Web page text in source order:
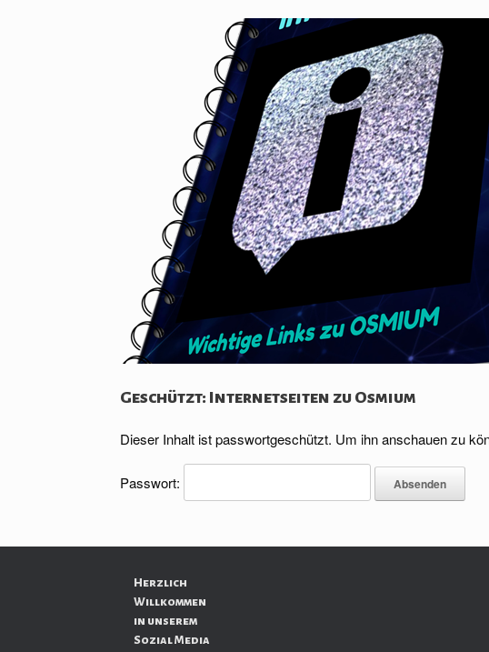
Geschützt: Internetseiten zu Osmium
Dieser Inhalt ist passwortgeschützt. Um ihn anschauen zu
Passwort:
Herzlich
Willkommen
in unserem
Sozial Media